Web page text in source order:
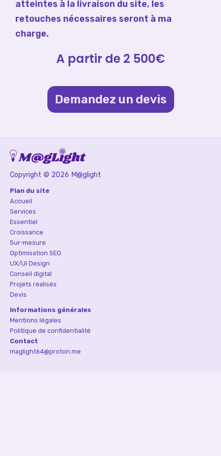
atteintes à la livraison du site, les
retouches nécessaires seront à ma
charge.
A partir de 2 500€
Demandez un devis
Copyright © 2026 M@glight
Plan du site
Accueil
Services
Essentiel
Croissance
Sur-mesure
Optimisation SEO
UX/UI Design
Conseil digital
Projets réalisés
Devis
Informations générales
Mentions légales
Politique de confidentialité
Contact
maglight64@proton.me